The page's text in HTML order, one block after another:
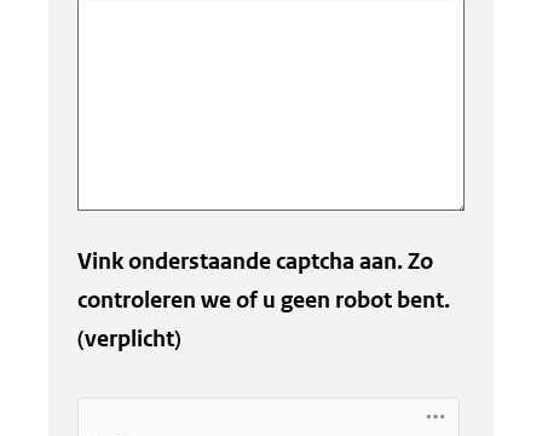
Vink onderstaande captcha aan. Zo
controleren we of u geen robot bent.
(verplicht)